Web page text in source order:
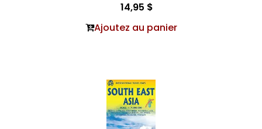
14,95 $
Ajoutez au panier